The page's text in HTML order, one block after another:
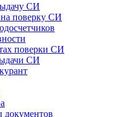
СИ
поверку СИ
поверки СИ
СИ